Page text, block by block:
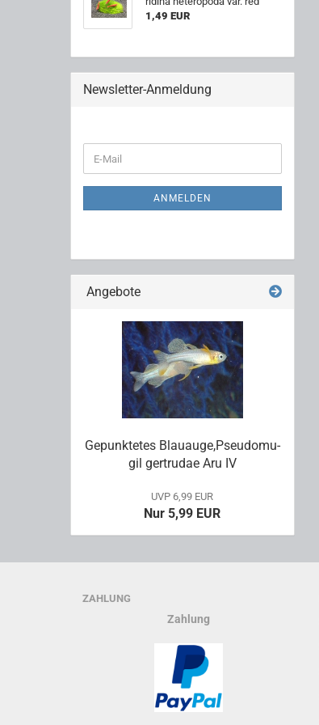
1,49 EUR
Newsletter-Anmeldung
ZUR
E-
Mail
ANMELDEN
Angebote
Ge­punk­te­tes Blau­au­ge,Pseu­do­mu­
gil ger­tru­dae Aru IV
UVP 6,99 EUR
Nur 5,99 EUR
ZAHLUNG
Zahlung